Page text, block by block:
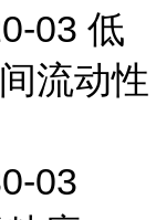
03 低
流动性
03